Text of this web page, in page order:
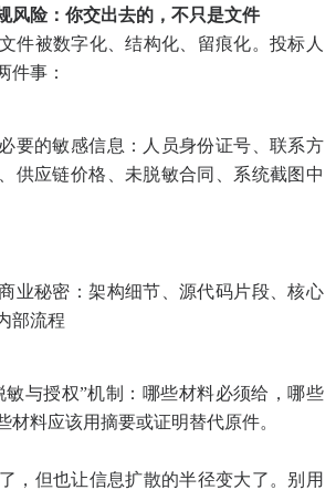
风险：你交出去的，不只是文件
件被数字化、结构化、留痕化。投标人
件事：
要的敏感信息：人员身份证号、联系方
供应链价格、未脱敏合同、系统截图中
业秘密：架构细节、源代码片段、核心
部流程
敏与授权”机制：哪些材料必须给，哪些
材料应该用摘要或证明替代原件。
，但也让信息扩散的半径变大了。别用